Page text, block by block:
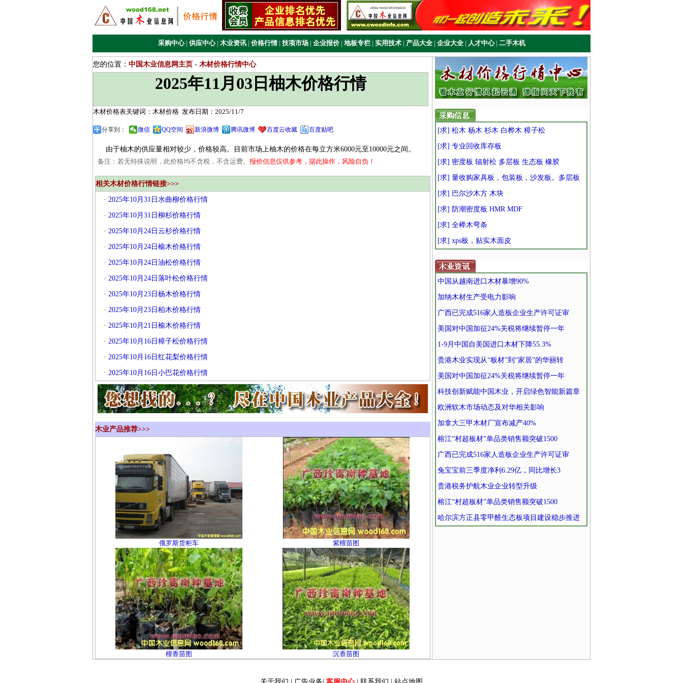
采购中心 | 供应中心 | 木业资讯 | 价格行情 | 技项市场 | 企业报价 | 地板专栏 | 实用技术 | 产品大全 | 企业大全 | 人才中心 | 二手木机
您的位置： 中国木业信息网主页 - 木材价格行情中心
2025年11月03日柚木价格行情
木材价格表关键词：木材价格 发布日期：2025/11/7
分享到： 微信 QQ空间 新浪微博 腾讯微博 百度云收藏 百度贴吧
由于柚木的供应量相对较少，价格较高。目前市场上柚木的价格在每立方米6000元至10000元之间。
备注：若无特殊说明，此价格均不含税，不含运费。 报价信息仅供参考，据此操作，风险自负！
相关木材价格行情链接>>>
· 2025年10月31日水曲柳价格行情
· 2025年10月31日柳杉价格行情
· 2025年10月24日云杉价格行情
· 2025年10月24日榆木价格行情
· 2025年10月24日油松价格行情
· 2025年10月24日落叶松价格行情
· 2025年10月23日杨木价格行情
· 2025年10月23日柏木价格行情
· 2025年10月21日榆木价格行情
· 2025年10月16日樟子松价格行情
· 2025年10月16日红花梨价格行情
· 2025年10月16日小巴花价格行情
木业产品推荐>>>
俄罗斯货柜车 紫檀苗图
檀香苗图 沉香苗图
[求] 松木 杨木 杉木 白桦木 樟子松
[求] 专业回收库存板
[求] 密度板 辐射松 多层板 生态板 橡胶
[求] 量收购家具板，包装板，沙发板。多层板
[求] 巴尔沙木方 木块
[求] 防潮密度板 HMR MDF
[求] 全榉木弯条
[求] xps板，贴实木面皮
中国从越南进口木材暴增90%
加纳木材生产受电力影响
广西已完成516家人造板企业生产许可证审
美国对中国加征24%关税将继续暂停一年
1-9月中国自美国进口木材下降55.3%
贵港木业实现从“板材”到“家居”的华丽转
美国对中国加征24%关税将继续暂停一年
科技创新赋能中国木业，开启绿色智能新篇章
欧洲软木市场动态及对华相关影响
加拿大三甲木材厂宣布减产40%
榕江“村超板材”单品类销售额突破1500
广西已完成516家人造板企业生产许可证审
兔宝宝前三季度净利6.29亿，同比增长3
贵港税务护航木业企业转型升级
榕江“村超板材”单品类销售额突破1500
哈尔滨方正县零甲醛生态板项目建设稳步推进